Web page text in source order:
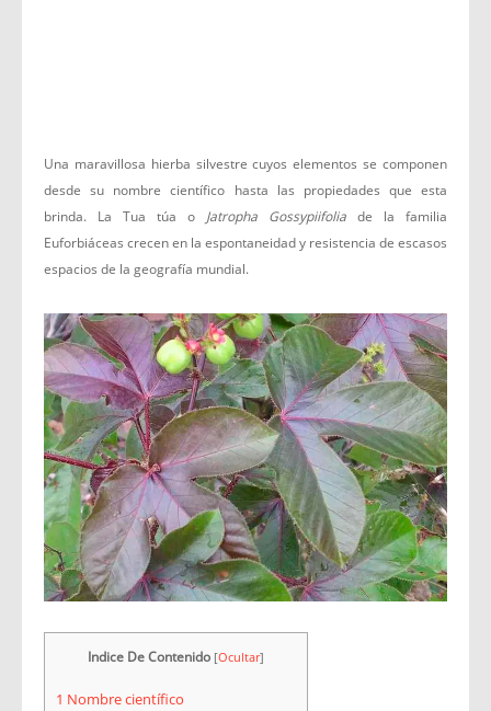
Una maravillosa hierba silvestre cuyos elementos se componen
desde su nombre científico hasta las propiedades que esta
brinda. La Tua túa o Jatropha Gossypiifolia de la familia
Euforbiáceas crecen en la espontaneidad y resistencia de escasos
espacios de la geografía mundial.
Indice De Contenido [Ocultar]
1 Nombre científico